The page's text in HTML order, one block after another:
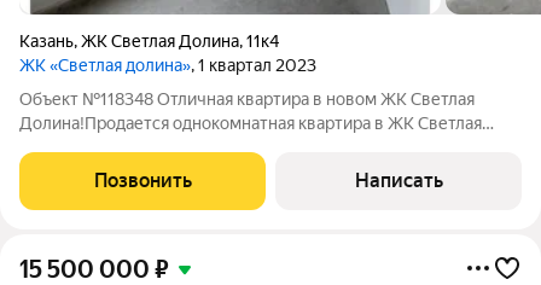
Казань,ЖК Светлая Долина,11к4
ЖК «Светлая долина», 1 квартал 2023
Объект №118348 Отличная квартира в новом ЖК Светлая
Долина!Продается однокомнатная квартира в ЖК Светлая
шаговой близости детские сады, школа, магазины, аптеки,
салоны красоты и т.п., остановка
Позвонить Написать
15 500 000 ₽